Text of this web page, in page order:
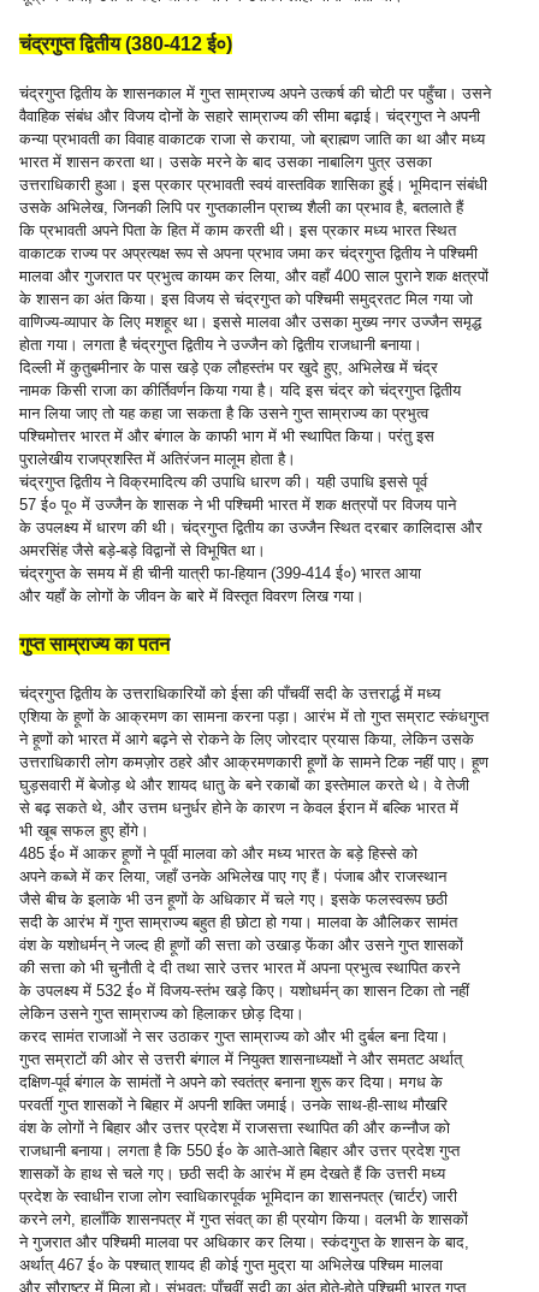
चंद्रगुप्त द्वितीय (380-412 ई०)
चंद्रगुप्त द्वितीय के शासनकाल में गुप्त साम्राज्य अपने उत्कर्ष की चोटी पर पहुँचा। उसने
वैवाहिक संबंध और विजय दोनों के सहारे साम्राज्य की सीमा बढ़ाई। चंद्रगुप्त ने अपनी
कन्या प्रभावती का विवाह वाकाटक राजा से कराया, जो ब्राह्मण जाति का था और मध्य
भारत में शासन करता था। उसके मरने के बाद उसका नाबालिग पुत्र उसका
उत्तराधिकारी हुआ। इस प्रकार प्रभावती स्वयं वास्तविक शासिका हुई। भूमिदान संबंधी
उसके अभिलेख, जिनकी लिपि पर गुप्तकालीन प्राच्य शैली का प्रभाव है, बतलाते हैं
कि प्रभावती अपने पिता के हित में काम करती थी। इस प्रकार मध्य भारत स्थित
वाकाटक राज्य पर अप्रत्यक्ष रूप से अपना प्रभाव जमा कर चंद्रगुप्त द्वितीय ने पश्चिमी
मालवा और गुजरात पर प्रभुत्व कायम कर लिया, और वहाँ 400 साल पुराने शक क्षत्रपों
के शासन का अंत किया। इस विजय से चंद्रगुप्त को पश्चिमी समुद्रतट मिल गया जो
वाणिज्य-व्यापार के लिए मशहूर था। इससे मालवा और उसका मुख्य नगर उज्जैन समृद्ध
होता गया। लगता है चंद्रगुप्त द्वितीय ने उज्जैन को द्वितीय राजधानी बनाया।
दिल्ली में कुतुबमीनार के पास खड़े एक लौहस्तंभ पर खुदे हुए, अभिलेख में चंद्र
नामक किसी राजा का कीर्तिवर्णन किया गया है। यदि इस चंद्र को चंद्रगुप्त द्वितीय
मान लिया जाए तो यह कहा जा सकता है कि उसने गुप्त साम्राज्य का प्रभुत्व
पश्चिमोत्तर भारत में और बंगाल के काफी भाग में भी स्थापित किया। परंतु इस
पुरालेखीय राजप्रशस्ति में अतिरंजन मालूम होता है।
चंद्रगुप्त द्वितीय ने विक्रमादित्य की उपाधि धारण की। यही उपाधि इससे पूर्व
57 ई० पू० में उज्जैन के शासक ने भी पश्चिमी भारत में शक क्षत्रपों पर विजय पाने
के उपलक्ष्य में धारण की थी। चंद्रगुप्त द्वितीय का उज्जैन स्थित दरबार कालिदास और
अमरसिंह जैसे बड़े-बड़े विद्वानों से विभूषित था।
चंद्रगुप्त के समय में ही चीनी यात्री फा-हियान (399-414 ई०) भारत आया
और यहाँ के लोगों के जीवन के बारे में विस्तृत विवरण लिख गया।
गुप्त साम्राज्य का पतन
चंद्रगुप्त द्वितीय के उत्तराधिकारियों को ईसा की पाँचवीं सदी के उत्तरार्द्ध में मध्य
एशिया के हूणों के आक्रमण का सामना करना पड़ा। आरंभ में तो गुप्त सम्राट स्कंधगुप्त
ने हूणों को भारत में आगे बढ़ने से रोकने के लिए जोरदार प्रयास किया, लेकिन उसके
उत्तराधिकारी लोग कमज़ोर ठहरे और आक्रमणकारी हूणों के सामने टिक नहीं पाए। हूण
घुड़सवारी में बेजोड़ थे और शायद धातु के बने रकाबों का इस्तेमाल करते थे। वे तेजी
से बढ़ सकते थे, और उत्तम धनुर्धर होने के कारण न केवल ईरान में बल्कि भारत में
भी खूब सफल हुए होंगे।
485 ई० में आकर हूणों ने पूर्वी मालवा को और मध्य भारत के बड़े हिस्से को
अपने कब्जे में कर लिया, जहाँ उनके अभिलेख पाए गए हैं। पंजाब और राजस्थान
जैसे बीच के इलाके भी उन हूणों के अधिकार में चले गए। इसके फलस्वरूप छठी
सदी के आरंभ में गुप्त साम्राज्य बहुत ही छोटा हो गया। मालवा के औलिकर सामंत
वंश के यशोधर्मन् ने जल्द ही हूणों की सत्ता को उखाड़ फेंका और उसने गुप्त शासकों
की सत्ता को भी चुनौती दे दी तथा सारे उत्तर भारत में अपना प्रभुत्व स्थापित करने
के उपलक्ष्य में 532 ई० में विजय-स्तंभ खड़े किए। यशोधर्मन् का शासन टिका तो नहीं
लेकिन उसने गुप्त साम्राज्य को हिलाकर छोड़ दिया।
करद सामंत राजाओं ने सर उठाकर गुप्त साम्राज्य को और भी दुर्बल बना दिया।
गुप्त सम्राटों की ओर से उत्तरी बंगाल में नियुक्त शासनाध्यक्षों ने और समतट अर्थात्
दक्षिण-पूर्व बंगाल के सामंतों ने अपने को स्वतंत्र बनाना शुरू कर दिया। मगध के
परवर्ती गुप्त शासकों ने बिहार में अपनी शक्ति जमाई। उनके साथ-ही-साथ मौखरि
वंश के लोगों ने बिहार और उत्तर प्रदेश में राजसत्ता स्थापित की और कन्नौज को
राजधानी बनाया। लगता है कि 550 ई० के आते-आते बिहार और उत्तर प्रदेश गुप्त
शासकों के हाथ से चले गए। छठी सदी के आरंभ में हम देखते हैं कि उत्तरी मध्य
प्रदेश के स्वाधीन राजा लोग स्वाधिकारपूर्वक भूमिदान का शासनपत्र (चार्टर) जारी
करने लगे, हालाँकि शासनपत्र में गुप्त संवत् का ही प्रयोग किया। वलभी के शासकों
ने गुजरात और पश्चिमी मालवा पर अधिकार कर लिया। स्कंदगुप्त के शासन के बाद,
अर्थात् 467 ई० के पश्चात् शायद ही कोई गुप्त मुद्रा या अभिलेख पश्चिम मालवा
और सौराष्ट्र में मिला हो। संभवतः पाँचवीं सदी का अंत होते-होते पश्चिमी भारत गुप्त